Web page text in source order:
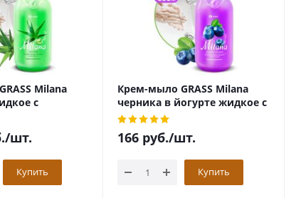
Milana
с
/шт.
Купить
Крем-мыло GRASS Milana
черника в йогурте жидкое с
дозатором 500мл
166 руб./шт.
Купить